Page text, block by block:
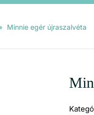
Minnie egér újraszalvéta